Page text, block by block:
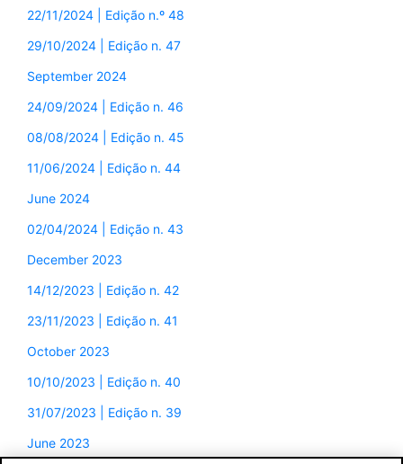
22/11/2024 | Edição n.º 48
29/10/2024 | Edição n. 47
September 2024
24/09/2024 | Edição n. 46
08/08/2024 | Edição n. 45
11/06/2024 | Edição n. 44
June 2024
02/04/2024 | Edição n. 43
December 2023
14/12/2023 | Edição n. 42
23/11/2023 | Edição n. 41
October 2023
10/10/2023 | Edição n. 40
31/07/2023 | Edição n. 39
June 2023